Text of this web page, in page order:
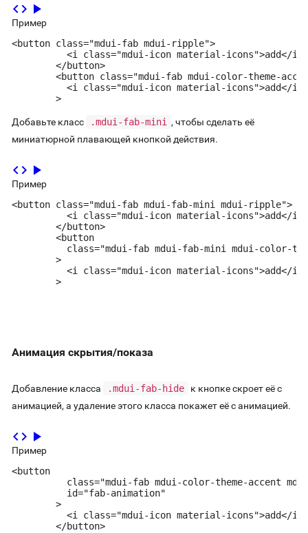
code play_arrow
Пример
<button class="mdui-fab mdui-ripple">
          <i class="mdui-icon material-icons">add</i>
        </button>
<button class="mdui-fab mdui-color-theme-
<i class="mdui-icon material-icons">add</
        >
Добавьте класс .mdui-fab-mini , чтобы сделать её
миниатюрной плавающей кнопкой действия.
code play_arrow
Пример
<button class="mdui-fab mdui-fab-mini mdui-ripple">
          <i class="mdui-icon material-icons">add</i>
        </button>
        <button
class="mdui-fab mdui-fab-mini mdui-color-
        >
<i class="mdui-icon material-icons">add</
        >
Анимация скрытия/показа
Добавление класса .mdui-fab-hide
к кнопке скроет её с
анимацией, а удаление этого класса покажет её с анимацией.
code play_arrow
Пример
<button
class="mdui-fab mdui-color-theme-accent
          id="fab-animation"
        >
          <i class="mdui-icon material-icons">add</i>
        </button>